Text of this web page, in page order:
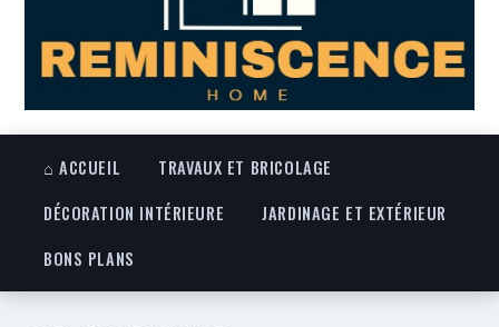
⌂ ACCUEIL
TRAVAUX ET BRICOLAGE
DÉCORATION INTÉRIEURE
JARDINAGE ET EXTÉRIEUR
BONS PLANS